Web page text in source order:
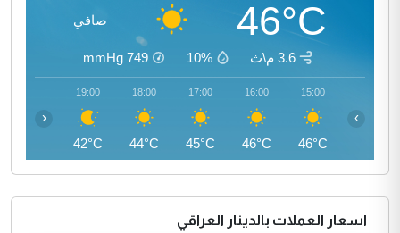
46°C صافي
3.6 م\ث 10%
749
mmHg
15:00
46°C
16:00
46°C
17:00
45°C
18:00
44°C
19:00
42°C
‹ ›
اسعار العملات بالدينار العراقي